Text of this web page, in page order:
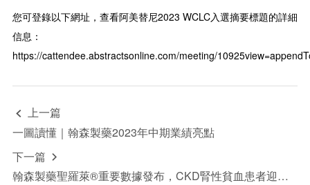
您可登錄以下網址，查看阿美替尼2023 WCLC入選摘要標題的詳細
信息：
https://cattendee.abstractsonline.com/meeting/
 上一篇
一圖讀懂｜翰森製藥2023年中期業績亮點
下一篇 
翰森製藥聖羅萊®重要數據發布，CKD腎性貧血患者迎來長效安全新選擇